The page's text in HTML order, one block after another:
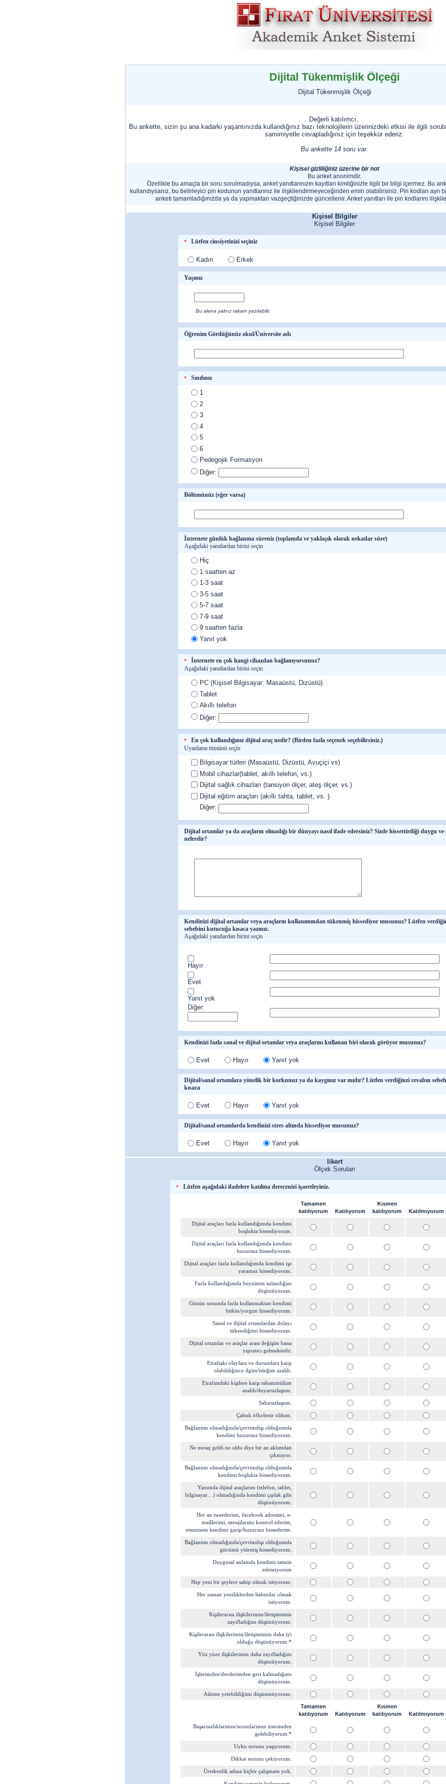
Dijital Tükenmişlik Ölçeği
Dijital Tükenmişlik Ölçeği
Değerli katılımcı,
Bu ankette, sizin şu ana kadarki yaşantınızda kullandığınız bazı teknolojilerin üzerinizdeki etkisi ile ilgili
samimiyetle cevapladığınız için teşekkür ederiz.
Bu ankette 14 soru var.
Kişisel gizliliğiniz üzerine bir not
Bu anket anonimdir.
Özellikle bu amaçla bir soru sorulmadıysa, anket yanıtlarınızın kayıtları kimliğinizle ilgili bir bilgi içermez. Bu
kullandıysanız, bu belirleyici pin kodunun yanıtlarınız ile ilişkilendirmeyeceğinden emin olabilirsiniz. Pin kodları ayrı
anketi tamamladığınızda ya da yapmaktan vazgeçtiğinizde güncellenir. Anket yanıtları ile pin kodlarını
Kişisel Bilgiler
Kişisel Bilgiler
* Lütfen cinsiyetinizi seçiniz
Kadın Erkek
Yaşınız
Bu alana yalnız rakam yazılabilir.
Öğrenim Gördüğünüz okul/Üniversite adı
* Sınıfınız
1
2
3
4
5
6
Pedegojik Formasyon
Diğer:
Bölümünüz (eğer varsa)
İnternete günlük bağlanma süreniz (toplamda ve yaklaşık olarak nekadar süre)
Aşağıdaki yanıtlardan birini seçin
Hiç
1 saatten az
1-3 saat
3-5 saat
5-7 saat
7-9 saat
9 saatten fazla
Yanıt yok
*
İnternete en çok hangi cihazdan bağlanıyorsunuz?
Aşağıdaki yanıtlardan birini seçin
PC (Kişisel Bilgisayar: Masaüstü, Dizüstü)
Tablet
Akıllı telefon
Diğer:
*
En çok kullandığınız dijital araç nedir? (Birden fazla seçenek seçebilirsiniz.)
Uyanların tümünü seçin
Bilgisayar türleri (Masaüstü, Dizüstü, Avuçiçi vs)
Mobil cihazlar(tablet, akıllı telefon, vs.)
Dijital sağlık cihazları (tansiyon ölçer, ateş ölçer, vs.)
Dijital eğitim araçları (akıllı tahta, tablet, vs. )
Diğer:
Dijital ortamlar ya da araçların olmadığı bir dünyayı nasıl ifade edersiniz? Sizde hissettirdiği duygu ve
nelerdir?
Kendinizi dijital ortamlar veya araçların kullanımından tükenmiş hissediyor musunuz? Lütfen
sebebini kutucuğa kısaca yazınız.
Aşağıdaki yanıtlardan birini seçin
Hayır
Evet
Yanıt yok
Diğer:
Kendinizi fazla sanal ve dijital ortamlar veya araçlarını kullanan biri olarak görüyor musunuz?
Evet Hayır Yanıt yok
Dijital/sanal ortamlara yönelik bir korkunuz ya da kaygınız var mıdır? Lütfen verdiğinzi cevabın
kısaca
Evet Hayır Yanıt yok
Dijital/sanal ortamlarda kendinizi stres altında hissediyor musunuz?
Evet Hayır Yanıt yok
likert
Ölçek Soruları
* Lütfen aşağıdaki ifadelere katılma derecenizi işaretleyiniz.
Tamamen
katılıyorum
Katılıyorum
Kısmen
katılıyorum
Katılmıyorum
Dijital araçları fazla kullandığımda kendimi
boşlukta hissediyorum.
Dijital araçları fazla kullandığımda kendimi
huzursuz hissediyorum.
Dijital araçları fazla kullandığımda kendimi işe
yaramaz hissediyorum.
Fazla kullandığımda beynimin sulandığını
düşünüyorum.
Günün sonunda fazla kullanmaktan kendimi
bitkin/yorgun hissediyorum.
Sanal ve dijital ortamlardan dolayı
tükendiğimi hissediyorum.
Dijital ortamlar ve araçlar arası değişim bana
yıpratıcı gelmektedir.
Etraftaki olaylara ve durumlara karşı
olabildiğince ilgim/isteğim azaldı.
Etrafımdaki kişilere karşı tahammülüm
azaldı/duyarsızlaştım.
Sabırsızlaştım.
Çabuk öfkelenir oldum.
Bağlantım olmadığında/çevrimdışı olduğumda
kendimi huzursuz hissediyorum.
Ne mesaj geldi ne oldu diye bir an aklımdan
çıkmıyor.
Bağlantım olmadığında/çevrimdışı olduğumda
kendimi boşlukta hissediyorum.
Yanımda dijital araçlarım (telefon, tablet,
bilgisayar…) olmadığında kendimi çıplak gibi
düşünüyorum.
Her an tweetlerimi, facebook adresimi, e-
maillerimi, mesajlarımı kontrol ederim,
etmezsem kendimi garip/huzursuz hissederim.
Bağlantım olmadığında/çevrimdışı olduğumda
gücümü yitirmiş hissediyorum.
Duygusal anlamda kendimi tatmin
edemiyorum
Hep yeni bir şeylere sahip olmak istiyorum.
Her zaman yeniliklerden haberdar olmak
istiyorum.
Kişilerarası ilişkilerimin/iletişimimin
zayıfladığını düşünüyorum.
Kişilerarası ilişkilerimin/iletişimimin daha iyi
olduğu düşünüyorum.*
Yüz yüze ilişkilerimin daha zayıfladığını
düşünüyorum.
İşlerimden/derslerimden geri kalmadığımı
düşünüyorum.
Aileme yetebildiğimi düşünmüyorum.
Tamamen
katılıyorum
Katılıyorum
Kısmen
katılıyorum
Katılmıyorum
Başarısızlıklarımın/sorunlarımın üstesinden
gelebiliyorum.*
Uyku sorunu yaşıyorum.
Dikkat sorunu çekiyorum.
Üretkenlik adına hiçbir çalışmam yok.